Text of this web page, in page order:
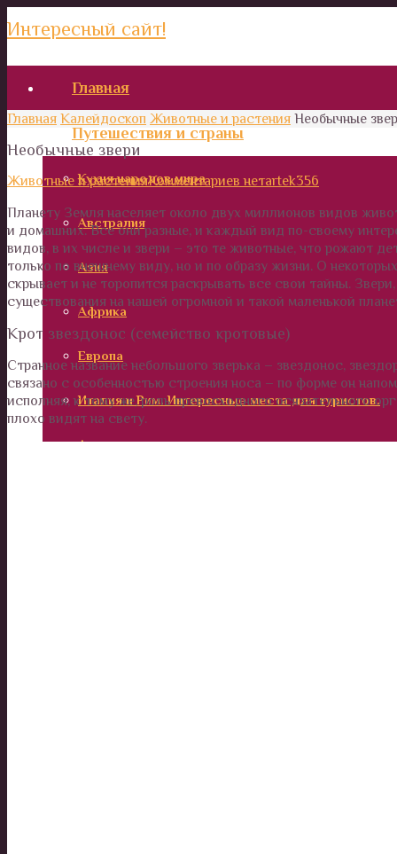
Интересный сайт!
Главная
Путешествия и страны
Кухня народов мира
Австралия
Азия
Африка
Европа
Италия и Рим. Интересные места для туристов.
Америка
Главная Калейдоскоп Животные и растения Необычные
Необычные звери
Животные и растенияКомментариев нетartek356
Планету Земля населяет около двух миллионов видов
и домашних. Все они разные, и каждый вид по-своему
видов, в их числе и звери – это те животные, что рожают
только по внешнему виду, но и по образу жизни. О
скрывает и не торопится раскрывать все свои тайны.
существования на нашей огромной и такой маленькой
Крот звездонос (семейство кротовые)
Странное название небольшого зверька – звездонос,
связано с особенностью строения носа – по форме он
исполняя, к тому же, роль превосходного осязательного
плохо видят на свету.